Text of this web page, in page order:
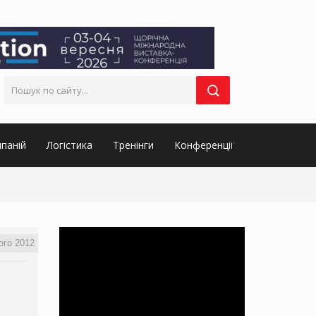
Логістика Тренінги Конференції
2012